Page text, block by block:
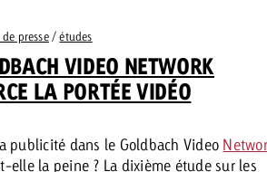
presse/études
VIDEO NETWORK
LA PORTÉE VIDÉO
publicité dans le Goldbach Video
elle la peine ? La dixième étude sur les